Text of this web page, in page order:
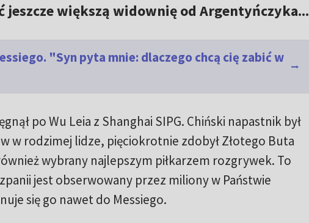
jeszcze większą widownię od Argentyńczyka...
"Syn pyta mnie: dlaczego chcą cię zabić w
po Wu Leia z Shanghai SIPG. Chiński napastnik był
w rodzimej lidze, pięciokrotnie zdobył Złotego Buta
wybrany najlepszym piłkarzem rozgrywek. To
jest obserwowany przez miliony w Państwie
się go nawet do Messiego.